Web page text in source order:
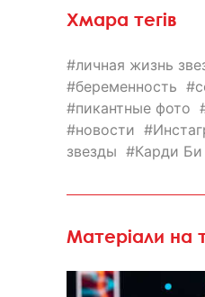
Хмара тегів
личная жизнь
беременность
пикантные фото
новости
звезды
Карди Би
Матеріали на